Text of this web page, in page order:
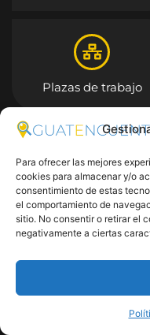
Para ofrecer las mejores
cookies para almacenar y/o
consentimiento de estas
el comportamiento de
sitio. No consentir o retirar el
negativamente a ciertas
Plazas de trabajo